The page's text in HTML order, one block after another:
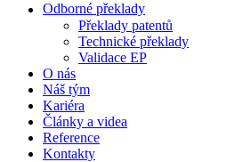
Odborné překlady
Překlady patentů
Technické překlady
Validace EP
O nás
Náš tým
Kariéra
Články a videa
Reference
Kontakty